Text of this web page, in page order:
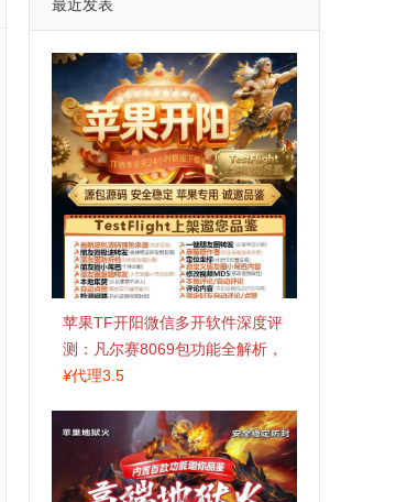
最近发表
苹果TF开阳微信多开软件深度评
测：凡尔赛8069包功能全解析，
TestFlight稳定版上架，激活认准
¥代理3.5